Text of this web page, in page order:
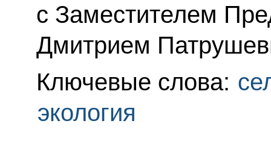
с Заместителем
Дмитрием
Ключевые слова:
экология